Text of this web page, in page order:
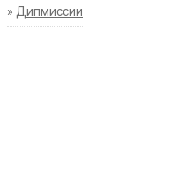
» Дипмиссии